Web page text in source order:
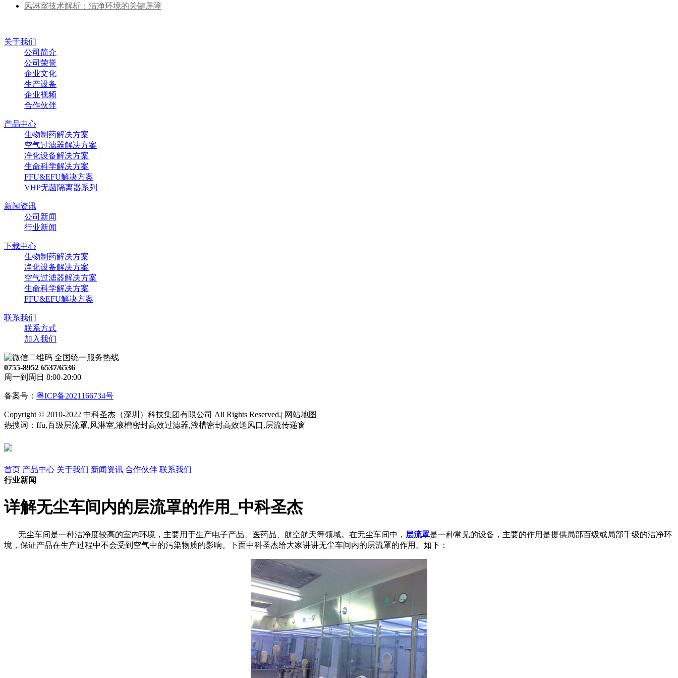
风淋室技术解析：洁净环境的关键屏障
关于我们
公司简介
公司荣誉
企业文化
生产设备
企业视频
合作伙伴
产品中心
生物制药解决方案
空气过滤器解决方案
净化设备解决方案
生命科学解决方案
FFU&EFU解决方案
VHP无菌隔离器系列
新闻资讯
公司新闻
行业新闻
下载中心
生物制药解决方案
净化设备解决方案
空气过滤器解决方案
生命科学解决方案
FFU&EFU解决方案
联系我们
联系方式
加入我们
全国统一服务热线
0755-8952 6537/6536
周一到周日 8:00-20:00
备案号： 粤ICP备2021166734号
Copyright © 2010-2022 中科圣杰（深圳）科技集团有限公司 All Rights Reserved.| 网站地图
热搜词：ffu,百级层流罩,风淋室,液槽密封高效过滤器,液槽密封高效送风口,层流传递窗
首页 产品中心 关于我们 新闻资讯 合作伙伴 联系我们
行业新闻
详解无尘车间内的层流罩的作用_中科圣杰
无尘车间是一种洁净度较高的室内环境，主要用于生产电子产品、医药品、航空航天等领域。在无尘车间中， 层流罩是一种常见的设备，主要的作用是提供局部百级或局部千级的洁净环
境，保证产品在生产过程中不会受到空气中的污染物质的影响。下面中科圣杰给大家讲讲无尘车间内的层流罩的作用。如下：